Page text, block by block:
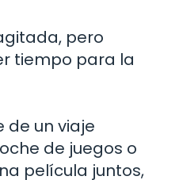
pero
tiempo para la
de un viaje
de juegos o
película juntos,